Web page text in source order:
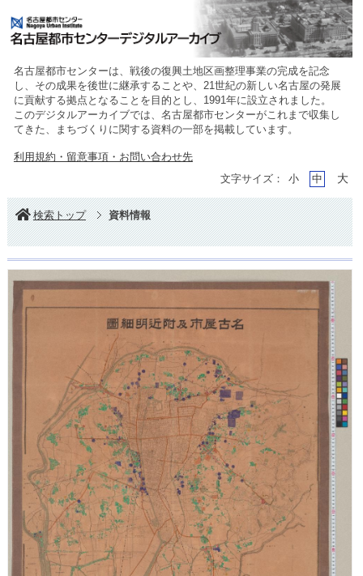
名古屋都市センターは、戦後の復興土地区画整理事業の完成を記念
し、その成果を後世に継承することや、21世紀の新しい名古屋の発展
に貢献する拠点となることを目的とし、1991年に設立されました。
このデジタルアーカイブでは、名古屋都市センターがこれまで収集し
てきた、まちづくりに関する資料の一部を掲載しています。
利用規約・留意事項・お問い合わせ先
文字サイズ：
小 中 大
検索トップ 資料情報